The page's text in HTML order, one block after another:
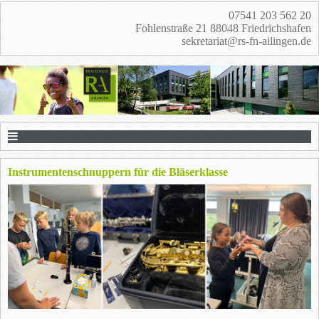
07541 203 562 20
Fohlenstraße 21 88048 Friedrichshafen
sekretariat@rs-fn-ailingen.de
Instrumentenschnuppern für die Bläserklasse